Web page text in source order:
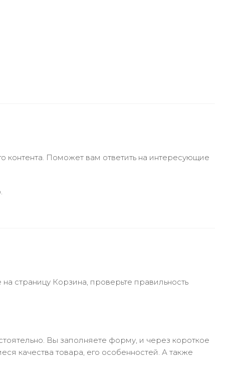
контента. Поможет вам ответить на интересующие
страницу Корзина, проверьте правильность
Вы заполняете форму, и через короткое
качества товара, его особенностей. А также